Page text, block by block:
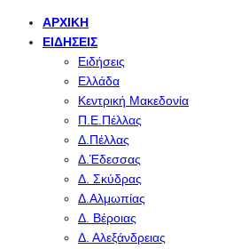
ΑΡΧΙΚΉ
ΕΙΔΉΣΕΙΣ
Ειδήσεις
Ελλάδα
Κεντρική Μακεδονία
Π.Ε.Πέλλας
Δ.Πέλλας
Δ.Έδεσσας
Δ. Σκύδρας
Δ.Αλμωπίας
Δ. Βέροιας
Δ. Αλεξάνδρειας